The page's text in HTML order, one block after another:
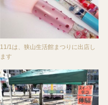
11/1は、狭山生活館まつりに出店し
ます